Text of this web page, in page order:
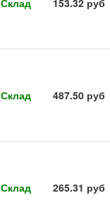
Склад 153.32 руб
Склад 487.50 руб
Склад 265.31 руб